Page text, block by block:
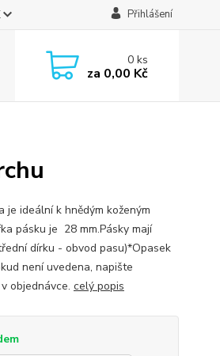
Přihlášení
0ks
za 0,00 Kč
je ideální k hnědým koženým
pásku je 28 mm.Pásky mají
dírku - obvod pasu)*Opasek
není uvedena, napište
objednávce. celý popis